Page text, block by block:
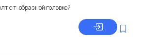
с т-образной головкой